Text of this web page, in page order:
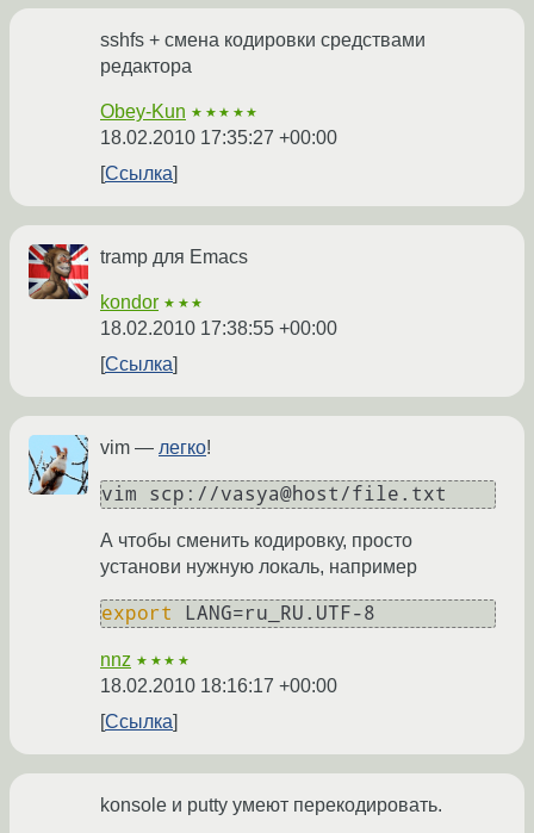
sshfs + смена кодировки средствами
редактора
Obey-Kun ★★★★★
18.02.2010 17:35:27 +00:00
Ссылка
tramp для Emacs
kondor ★★★
18.02.2010 17:38:55 +00:00
Ссылка
vim — легко!
vim scp://vasya@host/file.txt
А чтобы сменить кодировку, просто
установи нужную локаль, например
export LANG=ru_RU.UTF-8
nnz ★★★★
18.02.2010 18:16:17 +00:00
Ссылка
konsole и putty умеют перекодировать.